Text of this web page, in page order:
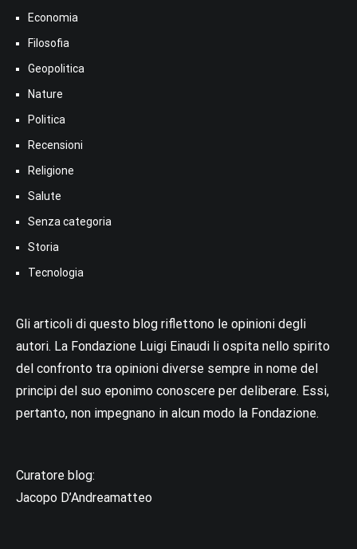
Economia
Filosofia
Geopolitica
Nature
Politica
Recensioni
Religione
Salute
Senza categoria
Storia
Tecnologia
Gli articoli di questo blog riflettono le opinioni degli
autori. La Fondazione Luigi Einaudi li ospita nello spirito
del confronto tra opinioni diverse sempre in nome del
principi del suo eponimo conoscere per deliberare. Essi,
pertanto, non impegnano in alcun modo la Fondazione.
Curatore blog:
Jacopo D’Andreamatteo